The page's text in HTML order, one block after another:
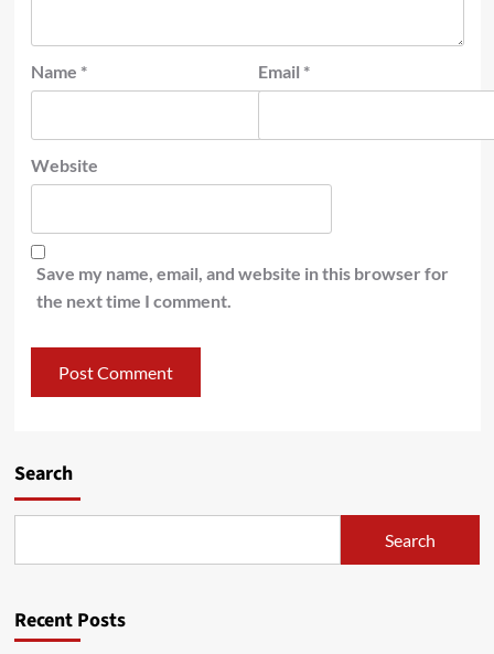
Name * Email *
Website
Save my name, email, and website in this browser for
the next time I comment.
Search
Search
Recent Posts